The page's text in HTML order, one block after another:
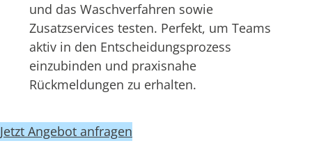
und das Waschverfahren sowie
Zusatzservices testen. Perfekt, um Teams
aktiv in den Entscheidungsprozess
einzubinden und praxisnahe
Rückmeldungen zu erhalten.
Jetzt Angebot anfragen